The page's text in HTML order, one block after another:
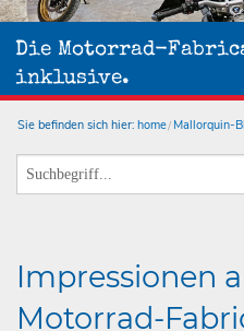
Die Motorrad-
inklusive.
Sie befinden sich hier: home Mallorquin-
Impressionen
Motorrad-